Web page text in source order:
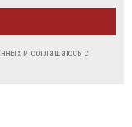
и соглашаюсь c